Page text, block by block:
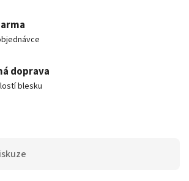
doprava
blesku